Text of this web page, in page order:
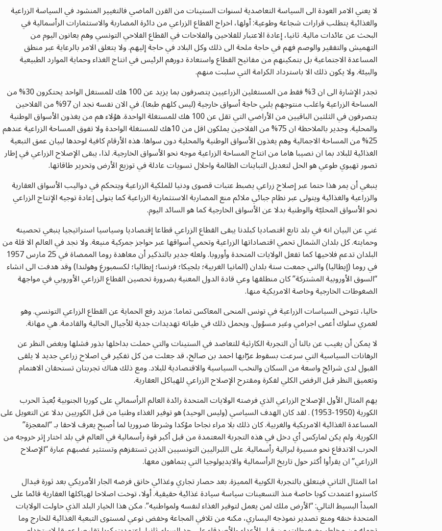
لا يعني الامر العودة الى السياسة التعاضدية لسنوات الستينات من القرن الماضي فالتغيير المنشود في السياسة الزراعية
والغذائية يتطلب قرارات شجاعة وطوعية: أولها، اخراج القطاع الزراعي من دائرة المضاربة والاستثمارات الرأسمالية في
البحث عن عائدات مالية. ثانيا، إعادة الاعتبار للفلاحين والفلاحات في القطاع الفلاحي التونسي وهم يعانون اليوم من
التهميش والتفقير والوصم فهم في حاجة ملحة الى ذلك وكل البلاد في حاجة إليهم. ولا يتعلق الامر بالرعاية عبر منطق
المساعدة الاجتماعية بل بتمكينهم من مفاتيح القطاع واستعادة دورهم الرئيس في انتاج الغذاء وحماية الموارد الطبيعية
والبيئة. ولا يكون ذلك الا باسترداد الكرامة التي سلبت منهم.
تجدر الإشارة الى ان 3% فقط من المستغلين الزراعيين يتصرفون بما يزيد عن 100 هك للمستغل الواحد يحتكرون 30% من
المساحة الزراعية واغلب منتوجهم يلبي حاجة أسواق خارجية (ليس كلهم طبعا). في الان نفسه نجد ان 97% من الفلاحين
يتصرفون في الثلثين الباقيين من الأراضي التي تقل عن 100 هك للمستغلة الواحدة. هؤلاء هم من يغذون الأسواق الوطنية
والمحلية. وجدير بالملاحظة ان 75% من الفلاحين يملكون اقل من 10هك للمستغلة الواحدة ولا تفوق المساحة الزراعية عندهم
25% من المساحة الاجمالية وهم يغذون الأسواق الوطنية والمحلية دون سواها. هذه الأرقام كافية لوحدها لبيان عمق التبعية
الغذائية للبلاد بما ان نصيبا هاما من انتاج المساحة الزراعية موجه نحو الأسواق الخارجية. لذا، يبقى الإصلاح الزراعي في إطار
تصور تهيوي طوعي هو الحل لتعديل التباينات الظالمة واحلال تسويات عادلة في توزيع الأرض وتحرير طاقاتها.
ينبغي أن يمر هذا حتما عبر إصلاح زراعي يضبط عتبات قصوى ودنيا للملكية الزراعية ويتحكم في دواليب الأسواق العقارية
والزراعية والغذائية ويتولى عبر نظام جبائي ملائم منع المضاربة الاستثمارية الزراعية كما يتولى إعادة توجيه الإنتاج الزراعي
نحو الأسواق المحليّة والوطنية بدلا عن الأسواق الخارجية كما هو السائد اليوم.
غني عن البيان انه في بلد تابع اقتصاديا كبلدنا يبقى القطاع الزراعي قطاعا إقتصاديا وسياسيا استراتيجيا ينبغي تحصينه
وحمايته. كل بلدان الشمال تحمي اقتصاداتها الزراعية وتحمي أسواقها عبر حواجز جمركية منيعة. ولا نجد في العالم الا قلة من
البلدان تدعم فلاحيها كما تفعل الولايات المتحدة وأوروبا. ولعله جدير بالتذكير أن معاهدة روما الممضاة في 25 مارس 1957
في روما (إيطاليا) والتي جمعت ستة بلدان (المانيا الغربية؛ بلجيكا؛ فرنسا؛ إيطاليا؛ لكسمبورغ وهولندا) وقد هدفت الى انشاء
“السوق الأوروبية المشتركة” كان منطلقها وعي قادة الدول المعنية بضرورة تحصين القطاع الزراعي الأوروبي في مواجهة
الضغوطات الخارجية وخاصة الامريكية منها.
حاليا، تتوخى السياسات الزراعية في تونس المنحى المعاكس تماما: مزيد رفع الحماية عن القطاع الزراعي التونسي. وهو
لعمري سلوك أعمى اجرامي وغير مسؤول. ويحمل ذلك في طياته تهديدات جدية للأجيال الحالية والقادمة. هي مهانة.
لا يمكن أن يغيب عن بالنا أن التجربة الكارثية للتعاضد في الستينات والتي حملت بداخلها بذور فشلها وبغض النظر عن
الرهانات السياسية التي سرعت بسقوط عرّابها احمد بن صالح، قد جعلت من كل تفكير في اصلاح زراعي جديد لا يلقى
القبول لدى شرائح واسعة من السكان والنخب السياسية والاقتصادية للبلاد. ومع ذلك هناك تجربتان تستحقان الاهتمام
وتعميق النظر قبل الرفض الكلي لفكرة ومقترح الإصلاح الزراعي للهياكل العقارية.
يهم المثال الأول الإصلاح الزراعي الذي فرضته الولايات المتحدة رائدة العالم الرأسمالي على كوريا الجنوبية بُعيدَ الحرب
الكورية (1950-1953) . لقد كان الهدف السياسي (وليس الوحيد) هو توفير الغذاء وطنيا من قبل الكوريين بدلا عن التعويل على
المساعدة الغذائية الامريكية والغربية. كان ذلك بلا مراء نجاحا مؤكدا وشرطا ضروريا لما أصبح يعرف لاحقا بـ “المعجزة”
الكورية. ولم يكن لماركس أي دخل في هذه التجربة المعتمدة من قبل أكبر قوة رأسمالية في العالم في بلد اختار إثر خروجه من
الحرب الاندفاع نحو مسيرة لبرالية رأسمالية. على اللبراليين التونسيين الذين تستفزهم وتستثير غضبهم عبارة “الإصلاح
الزراعي” ان يقرأوا أكثر حول تاريخ الرأسمالية والايديولوجيا التي يتماهون معها.
اما المثال الثاني فيتعلق بالتجربة الكوبية المميزة. بعد حصار تجاري وغذائي خانق فرضه الجار الأمريكي بعد ثورة فيدال
كاسترو اعتمدت كوبا خاصة منذ التسعينات سياسة سيادة غذائية حقيقية. أولا، توخت اصلاحا لهياكلها العقارية قائما على
المبدأ البسيط التالي: “الأرض ملك لمن يعمل لتوفير الغذاء لنفسه ولمواطنيه”. مكن هذا الخيار البلد الذي حاولت الولايات
المتحدة خنقه ومنع تصدير نموذجه اليساري، مكنه من تلافي المجاعة وخفض نوعي لمستوى التبعية الغذائية للخارج وما